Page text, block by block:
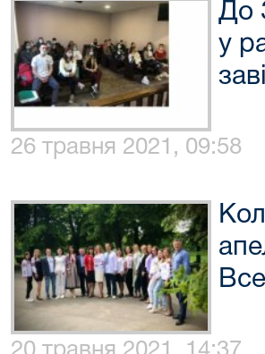
До
у
26 травня 2021, 09:58